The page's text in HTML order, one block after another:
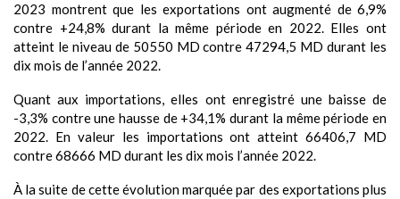
2023 montrent que les exportations ont augmenté de 6,9%
contre +24,8% durant la même période en 2022. Elles ont
atteint le niveau de 50550 MD contre 47294,5 MD durant les
dix mois de l’année 2022.
Quant aux importations, elles ont enregistré une baisse de
-3,3% contre une hausse de +34,1% durant la même période en
2022. En valeur les importations ont atteint 66406,7 MD
contre 68666 MD durant les dix mois l’année 2022.
À la suite de cette évolution marquée par des exportations plus